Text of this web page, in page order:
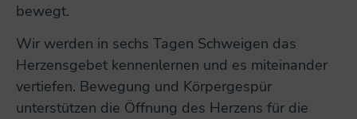
bewegt.
Wir werden in sechs Tagen Schweigen das
Herzensgebet kennenlernen und es miteinander
vertiefen. Bewegung und Körpergespür
unterstützen die Öffnung des Herzens für die